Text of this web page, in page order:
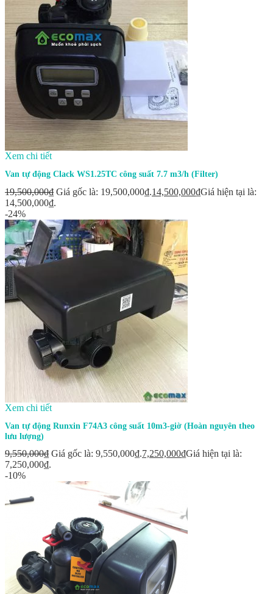
Xem chi tiết
Van tự động Clack WS1.25TC công suất 7.7 m3/h (Filter)
19,500,000₫ Giá gốc là: 19,500,000₫.14,500,000₫Giá hiện tại là:
14,500,000₫.
-24%
Xem chi tiết
Van tự động Runxin F74A3 công suất 10m3-giờ (Hoàn nguyên theo
lưu lượng)
9,550,000₫ Giá gốc là: 9,550,000₫.7,250,000₫Giá hiện tại là:
7,250,000₫.
-10%